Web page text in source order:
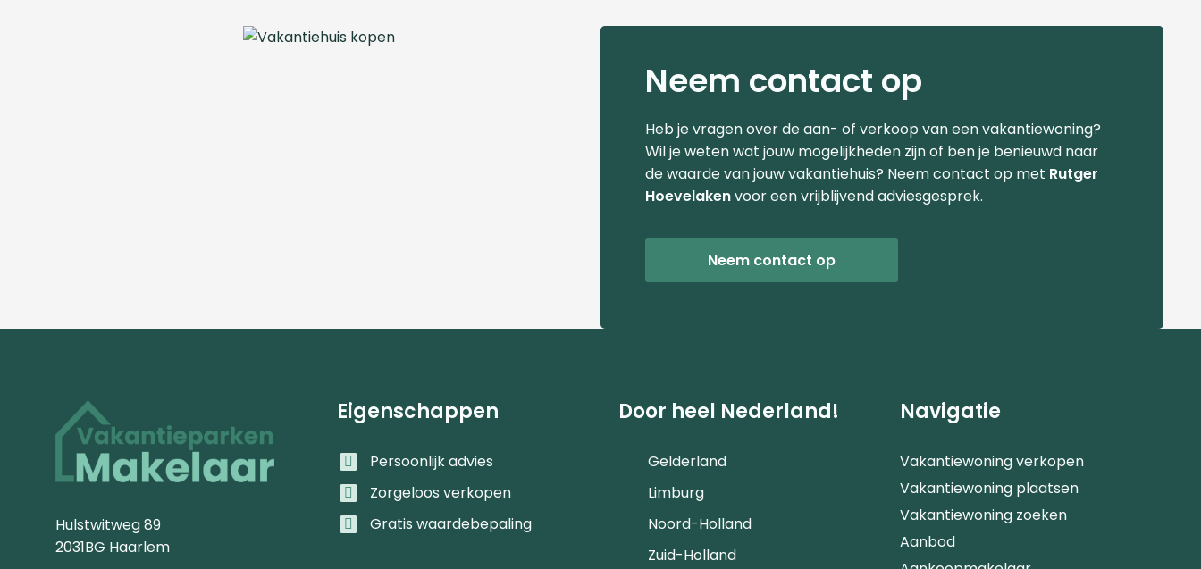
Neem contact op
Heb je vragen over de aan- of verkoop van een vakantiewoning?
Wil je weten wat jouw mogelijkheden zijn of ben je benieuwd naar
de waarde van jouw vakantiehuis? Neem contact op met Rutger
Hoevelakenvoor een vrijblijvend adviesgesprek.
Neem contact op
Hulstwitweg 89
2031BG Haarlem
Eigenschappen
Persoonlijk advies
Zorgeloos verkopen
Gratis waardebepaling
Door heel Nederland!
Gelderland
Limburg
Noord-Holland
Zuid-Holland
Navigatie
Vakantiewoning verkopen
Vakantiewoning plaatsen
Vakantiewoning zoeken
Aanbod